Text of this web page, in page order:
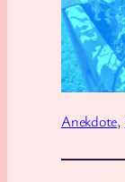
Anekdote,